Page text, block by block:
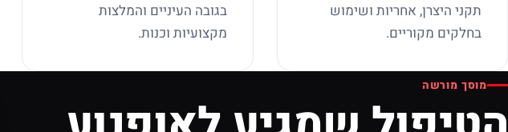
תקני היצרן, אחריות ושימוש
בחלקים מקוריים.
בגובה העיניים והמלצות
מקצועיות וכנות.
מוסך מורשה